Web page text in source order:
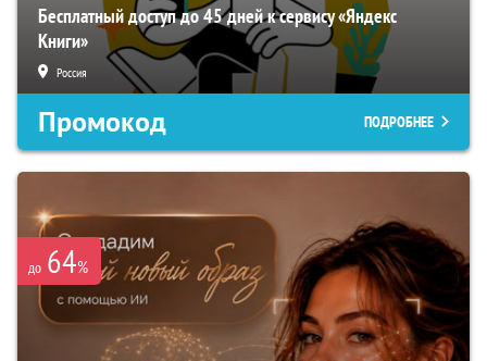
Бесплатный доступ до 45 дней к сервису «Яндекс
Книги»
Россия
Промокод ПОДРОБНЕЕ
до 64%